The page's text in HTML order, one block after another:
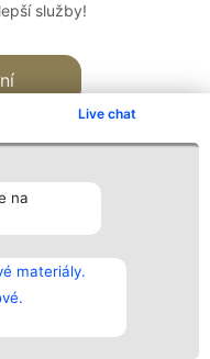
Live chat
na
materiály.
služby!
Kontakt